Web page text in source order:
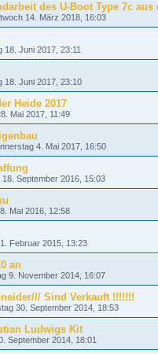
des U-Boot Type 7c aus
14. März 2018, 16:03
18. Juni 2017, 23:11
18. Juni 2017, 23:10
Heide 2017
Mai 2017, 11:49
4. Mai 2017, 16:50
18. September 2016, 15:03
Mai 2016, 12:58
Februar 2015, 13:23
an
9. November 2014, 16:07
Sind Verkauft !!!!!!!
30. September 2014, 18:53
Ludwigs Kit
September 2014, 18:01